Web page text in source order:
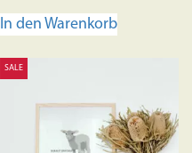
In den Warenkorb
SALE